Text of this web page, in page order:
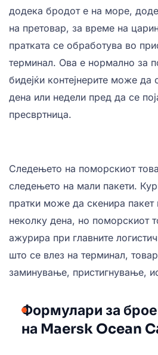
додека бродот е на море,
на претовар, за време на
пратката се обработува во
терминал. Ова е нормално за
бидејќи контејнерите може да
дена или недели пред да се
пресвртница.
Следењето на поморскиот
следењето на мали пакети.
пратки може да скенира
неколку дена, но поморскиот
ажурира при главните
што се влез на терминал,
заминување, пристигнување,
Формулари за
на Maersk Ocean